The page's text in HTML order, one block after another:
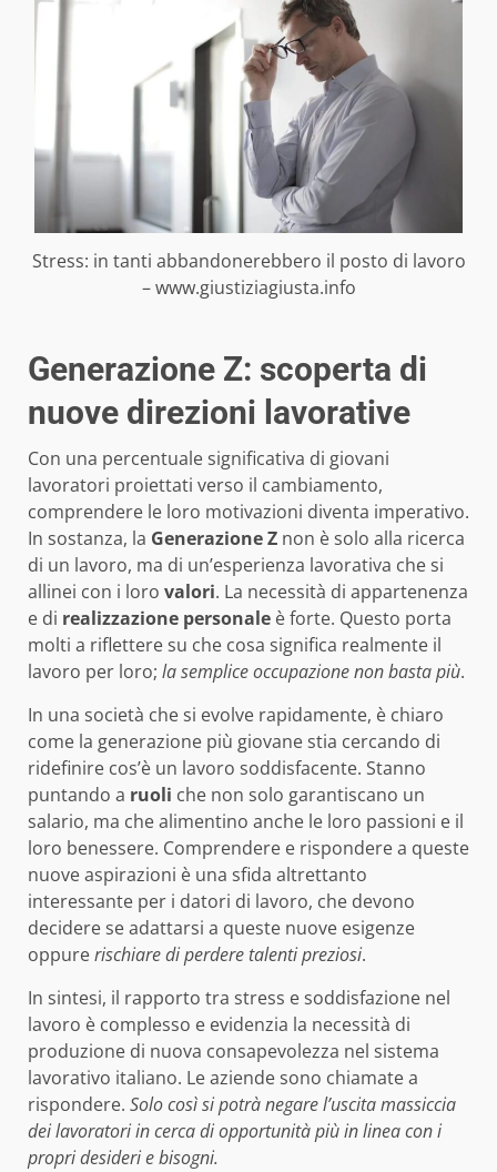
Stress: in tanti abbandonerebbero il posto di lavoro
– www.giustiziagiusta.info
Generazione Z: scoperta di
nuove direzioni lavorative
Con una percentuale significativa di giovani
lavoratori proiettati verso il cambiamento,
comprendere le loro motivazioni diventa imperativo.
In sostanza, la Generazione Z non è solo alla ricerca
di un lavoro, ma di un’esperienza lavorativa che si
allinei con i loro valori. La necessità di appartenenza
e di realizzazione personale è forte. Questo porta
molti a riflettere su che cosa significa realmente il
lavoro per loro; la semplice occupazione non basta più.
In una società che si evolve rapidamente, è chiaro
come la generazione più giovane stia cercando di
ridefinire cos’è un lavoro soddisfacente. Stanno
puntando a ruoli che non solo garantiscano un
salario, ma che alimentino anche le loro passioni e il
loro benessere. Comprendere e rispondere a queste
nuove aspirazioni è una sfida altrettanto
interessante per i datori di lavoro, che devono
decidere se adattarsi a queste nuove esigenze
oppurerischiare di perdere talenti preziosi.
In sintesi, il rapporto tra stress e soddisfazione nel
lavoro è complesso e evidenzia la necessità di
produzione di nuova consapevolezza nel sistema
lavorativo italiano. Le aziende sono chiamate a
rispondere. Solo così si potrà negare l’uscita massiccia
dei lavoratori in cerca di opportunità più in linea con i
propri desideri e bisogni.